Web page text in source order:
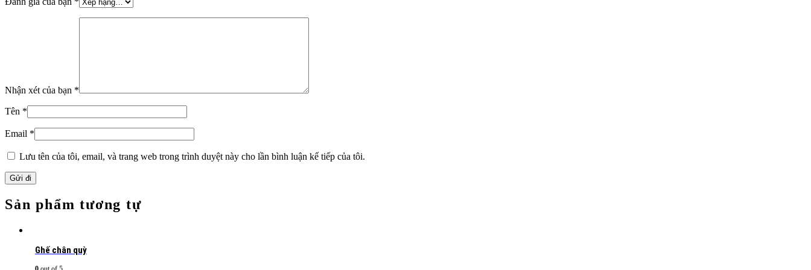
Nhận xét của bạn *
Tên *
Email *
Lưu tên của tôi, email, và trang web trong trình duyệt này cho lần bình luận kế tiếp của tôi.
Sản phẩm tương tự
Ghế chân quỳ